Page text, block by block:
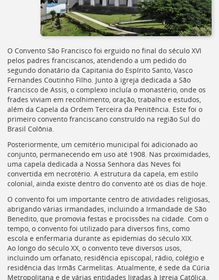
O Convento São Francisco foi erguido no final do século XVI
pelos padres franciscanos, atendendo a um pedido do
segundo donatário da Capitania do Espírito Santo, Vasco
Fernandes Coutinho Filho. Junto à igreja dedicada a São
Francisco de Assis, o complexo incluía o monastério, onde os
frades viviam em recolhimento, oração, trabalho e estudos,
além da Capela da Ordem Terceira da Penitência. Este foi o
primeiro convento franciscano construído na região Sul do
Brasil Colônia.
Posteriormente, um cemitério municipal foi adicionado ao
conjunto, permanecendo em uso até 1908. Nas proximidades,
uma capela dedicada a Nossa Senhora das Neves foi
convertida em necrotério. A estrutura da capela, em estilo
colonial, ainda existe dentro do convento até os dias de hoje.
O convento foi um importante centro de atividades religiosas,
abrigando várias irmandades, incluindo a Irmandade de São
Benedito, que promovia festas e procissões na cidade. Com o
tempo, o convento foi utilizado para diversos fins, como
escola e enfermaria durante as epidemias do século XIX.
Ao longo do século XX, o convento teve diversos usos,
incluindo um orfanato, residência episcopal, rádio, colégio e
residência das Irmãs Carmelitas. Atualmente, é sede da Cúria
Metropolitana e de várias entidades ligadas à Igreja Católica.